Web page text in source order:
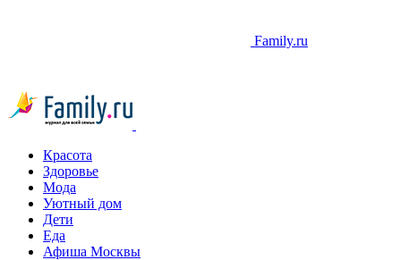
Family.ru
Красота
Здоровье
Мода
Уютный дом
Дети
Еда
Афиша Москвы